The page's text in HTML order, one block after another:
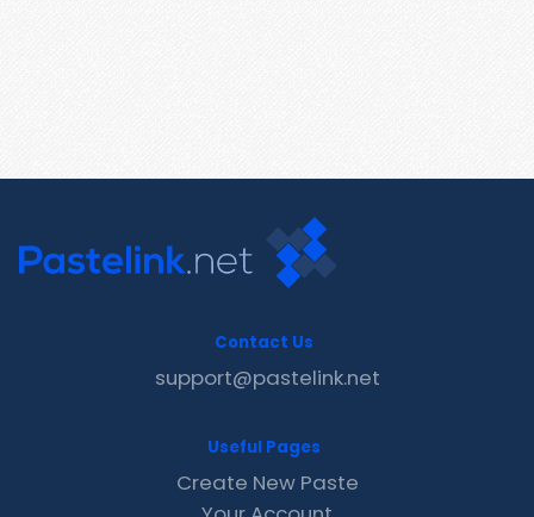
Contact Us
support@pastelink.net
Useful Pages
Create New Paste